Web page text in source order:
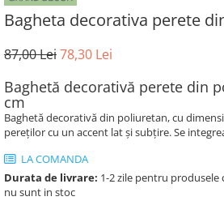
Bagheta decorativa perete
87,00 Lei78,30 Lei
Baghetă decorativă perete din
cm
Baghetă decorativă din poliuretan, cu
pereților cu un accent lat și subțire. Se
LA COMANDA
Durata de livrare: 1-2 zile pentru produsele
nu sunt in stoc